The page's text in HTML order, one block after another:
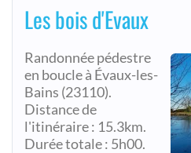
Les bois d'Evaux
Randonnée pédestre
en boucle à Évaux-les-
Bains (23110).
Distance de
l'itinéraire : 15.3km.
Durée totale : 5h00.